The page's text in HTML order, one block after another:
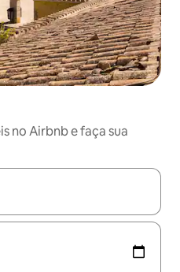
no Airbnb e faça sua
disponíveis, explore-os